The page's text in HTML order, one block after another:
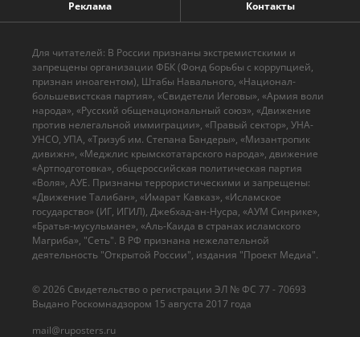
Реклама Контакты
© 2026 Cвидетельство о регистрации ЭЛ № ФС 77 - 70693
Выдано Роскомнадзором 15 августа 2017 года
mail@ruposters.ru
Для читателей: В России признаны экстремистскими и
запрещены организации ФБК (Фонд борьбы с коррупцией,
признан иноагентом), Штабы Навального, «Национал-
большевистская партия», «Свидетели Иеговы», «Армия воли
народа», «Русский общенациональный союз», «Движение
против нелегальной иммиграции», «Правый сектор», УНА-
УНСО, УПА, «Тризуб им. Степана Бандеры», «Мизантропик
дивижн», «Меджлис крымскотатарского народа», движение
«Артподготовка», общероссийская политическая партия
«Воля», АУЕ. Признаны террористическими и запрещены:
«Движение Талибан», «Имарат Кавказ», «Исламское
государство» (ИГ, ИГИЛ), Джебхад-ан-Нусра, «АУМ Синрике»,
«Братья-мусульмане», «Аль-Каида в странах исламского
Магриба», "Сеть". В РФ признана нежелательной
деятельность "Открытой России", издания "Проект Медиа".